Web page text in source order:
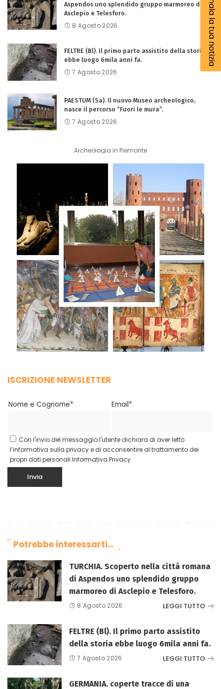
Aspendos uno splendido gruppo marmoreo di
Asclepio e Telesforo.
8 Agosto 2026
FELTRE (Bl). Il primo parto assistito della storia
ebbe luogo 6mila anni fa.
7 Agosto 2026
PAESTUM (Sa). Il nuovo Museo archeologico,
nasce il percorso “Fuori le mura”.
7 Agosto 2026
Archeologia in Piemonte
ISCRIZIONE NEWSLETTER
Nome e Cognome* Email*
Con l'invio del messaggio l'utente dichiara di aver letto
l’informativa sulla privacy e di acconsentire al trattamento dei
propri dati personali.Informativa Privacy
Potrebbe interessarti…
TURCHIA. Scoperto nella città romana
di Aspendos uno splendido gruppo
marmoreo di Asclepio e Telesforo.
8 Agosto 2026 LEGGI TUTTO
FELTRE (Bl). Il primo parto assistito
della storia ebbe luogo 6mila anni fa.
7 Agosto 2026 LEGGI TUTTO
GERMANIA. coperte tracce di una
Segnala la tua notizia